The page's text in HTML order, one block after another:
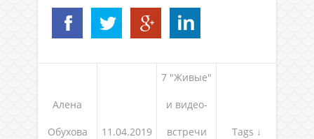
Алена
Обухова 11.04.2019
7 "Живые"
и видео-
встречи Tags ↓